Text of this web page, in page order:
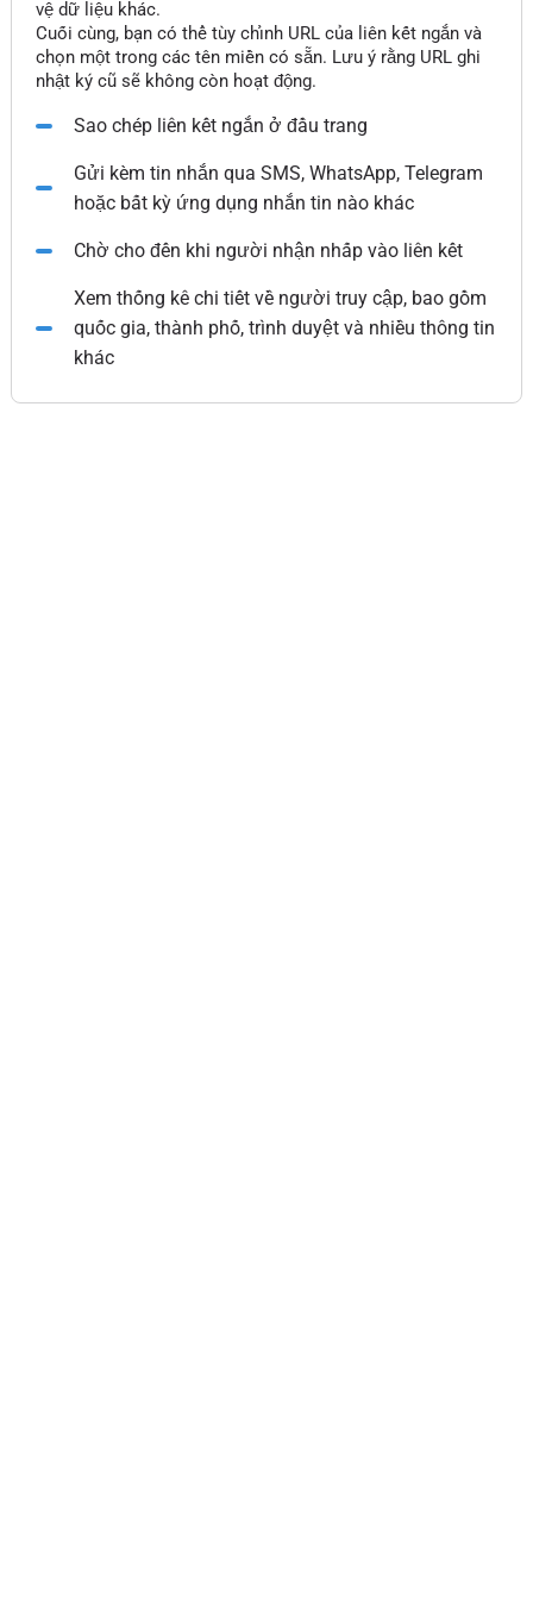
vệ dữ liệu khác.
Cuối cùng, bạn có thể tùy chỉnh URL của liên kết ngắn và
chọn một trong các tên miền có sẵn. Lưu ý rằng URL ghi
nhật ký cũ sẽ không còn hoạt động.
Sao chép liên kết ngắn ở đầu trang
Gửi kèm tin nhắn qua SMS, WhatsApp, Telegram
hoặc bất kỳ ứng dụng nhắn tin nào khác
Chờ cho đến khi người nhận nhấp vào liên kết
Xem thống kê chi tiết về người truy cập, bao gồm
quốc gia, thành phố, trình duyệt và nhiều thông tin
khác